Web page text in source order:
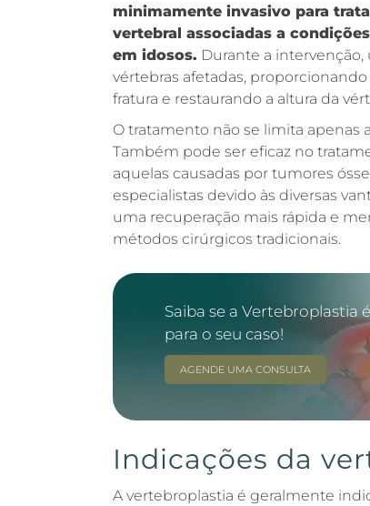
minimamente invasivo para
vertebral associadas a
em idosos. Durante a
vértebras afetadas,
fratura e restaurando a altura da
O tratamento não se limita apenas
Também pode ser eficaz no
aquelas causadas por tumores
especialistas devido às diversas
uma recuperação mais rápida e
métodos cirúrgicos tradicionais.
Saiba se a Vertebroplastia
para o seu caso!
AGENDE UMA CONSULTA
Indicações da
A vertebroplastia é geralmente